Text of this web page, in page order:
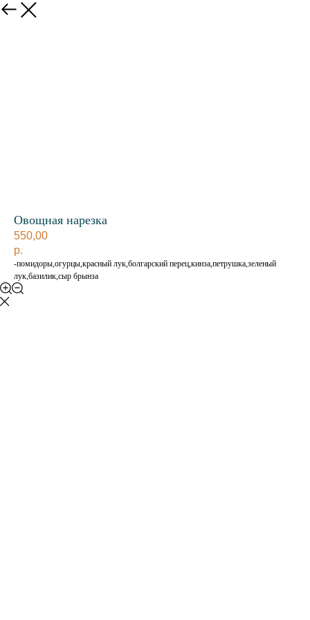
Овощная нарезка
550,00
р.
-помидоры,огурцы,красный лук,болгарский перец,кинза,петрушка,зеленый
лук,базилик,сыр брынза